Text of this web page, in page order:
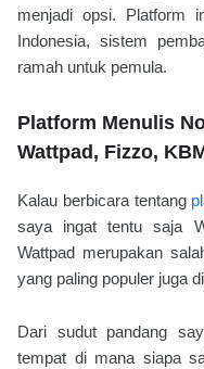
menjadi opsi. Platform
Indonesia, sistem
ramah untuk pemula.
Platform Menulis
Wattpad, Fizzo,
Kalau berbicara tentang
saya ingat tentu saja
Wattpad merupakan
yang paling populer juga
Dari sudut pandang
tempat di mana siapa